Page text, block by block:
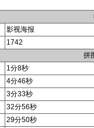
影视海报
1742
拼
1分8秒
4分46秒
3分33秒
32分56秒
29分50秒